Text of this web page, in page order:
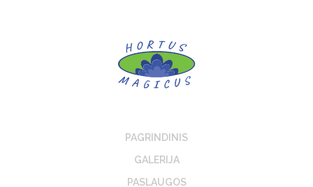
PAGRINDINIS
GALERIJA
PASLAUGOS